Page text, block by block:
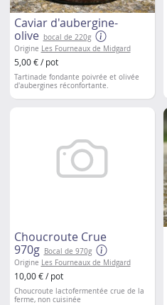
Caviar d'aubergine-
olive bocal de 220g
Origine Les Fourneaux de Midgard
5,00 € / pot
Tartinade fondante poivrée et olivée
d'aubergines réconfortante.
Choucroute Crue
970g Bocal de 970g
Origine Les Fourneaux de Midgard
10,00 € / pot
Choucroute lactofermentée crue de la
ferme, non cuisinée